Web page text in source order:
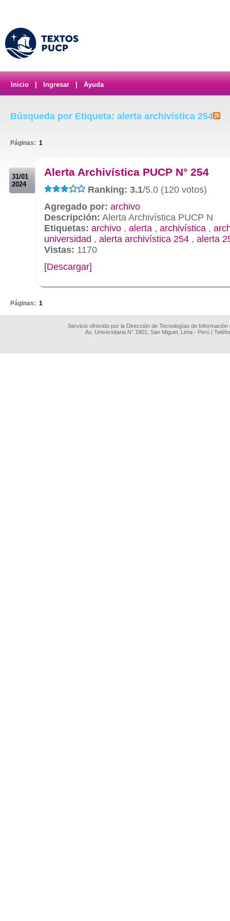
Inicio Ingresar Ayuda
Búsqueda por Etiqueta: alerta archivística 254
Páginas: 1
31/01
2024
Alerta Archivística PUCP N° 254
Ranking: 3.1/5.0 (120 votos)
Agregado por: archivo
Descripción: Alerta Archivística PUCP N
Etiquetas: archivo , alerta , archivística ,
universidad , alerta archivística 254 , alerta
Vistas: 1170
[Descargar]
Páginas: 1
Servicio ofrecido por la Dirección de Tecnologías de
Av. Universitaria N° 1801, San Miguel, Lima - Perú |